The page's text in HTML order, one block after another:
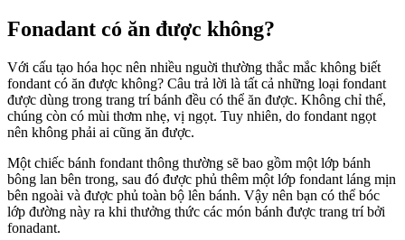
Fonadant có ăn được không?
Với cấu tạo hóa học nên nhiều nguời thường thắc mắc không biết
fondant có ăn được không? Câu trả lời là tất cả những loại fondant
được dùng trong trang trí bánh đều có thể ăn được. Không chỉ thế,
chúng còn có mùi thơm nhẹ, vị ngọt. Tuy nhiên, do fondant ngọt
nên không phải ai cũng ăn được.
Một chiếc bánh fondant thông thường sẽ bao gồm một lớp bánh
bông lan bên trong, sau đó được phủ thêm một lớp fondant láng mịn
bên ngoài và được phủ toàn bộ lên bánh. Vậy nên bạn có thể bóc
lớp đường này ra khi thưởng thức các món bánh được trang trí bởi
fonadant.